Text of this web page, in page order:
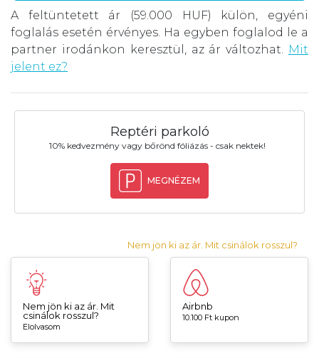
A feltüntetett ár (59.000 HUF) külön, egyéni
foglalás esetén érvényes. Ha egyben foglalod le a
partner irodánkon keresztül, az ár változhat.
Mit
jelent ez?
Reptéri parkoló
10% kedvezmény vagy bőrönd fóliázás - csak nektek!
MEGNÉZEM
Nem jön ki az ár. Mit csinálok rosszul?
Nem jön ki az ár. Mit
csinálok rosszul?
Elolvasom
Airbnb
10.100 Ft kupon